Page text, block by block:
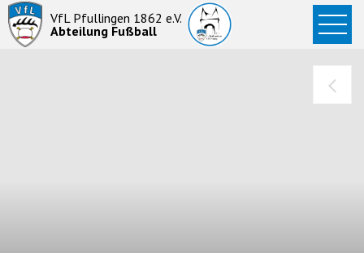
VfL Pfullingen 1862 e.V.
Abteilung Fußball
Startseite
News